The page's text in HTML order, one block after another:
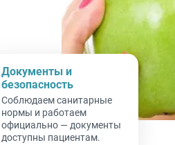
Документы и
безопасность
Соблюдаем санитарные
нормы и работаем
официально — документы
доступны пациентам.